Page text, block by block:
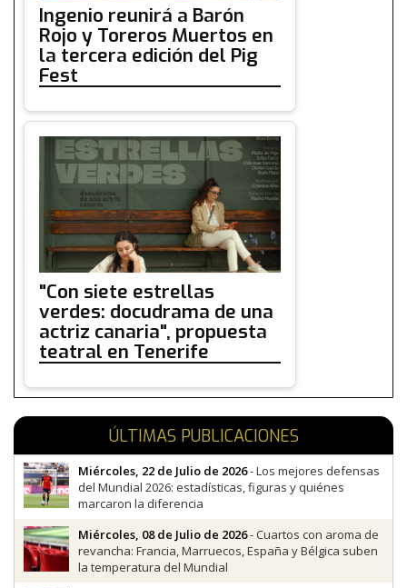
Ingenio reunirá a Barón
Rojo y Toreros Muertos en
la tercera edición del Pig
Fest
"Con siete estrellas
verdes: docudrama de una
actriz canaria", propuesta
teatral en Tenerife
ÚLTIMAS PUBLICACIONES
Miércoles, 22 de Julio de 2026- Los mejores defensas
del Mundial 2026: estadísticas, figuras y quiénes
marcaron la diferencia
Miércoles, 08 de Julio de 2026- Cuartos con aroma de
revancha: Francia, Marruecos, España y Bélgica suben
la temperatura del Mundial